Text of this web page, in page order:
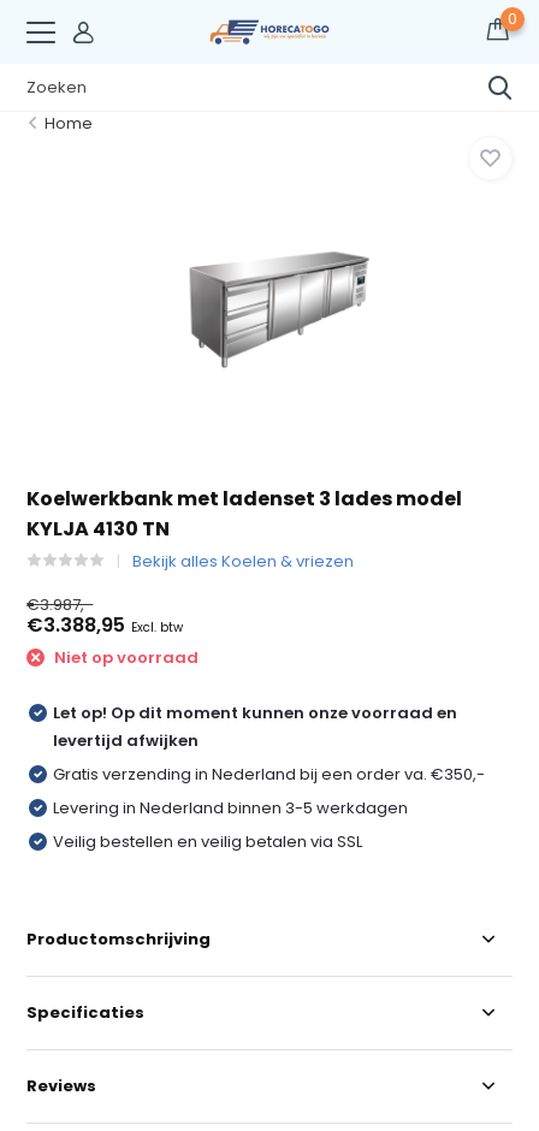
0
Home
Koelwerkbank met ladenset 3 lades model
KYLJA 4130 TN
Bekijk alles Koelen & vriezen
€3.987,-
€3.388,95 Excl. btw
Niet op voorraad
Let op! Op dit moment kunnen onze voorraad en
levertijd afwijken
Gratis verzending in Nederland bij een order va. €350,-
Levering in Nederland binnen 3-5 werkdagen
Veilig bestellen en veilig betalen via SSL
Productomschrijving
Specificaties
Reviews